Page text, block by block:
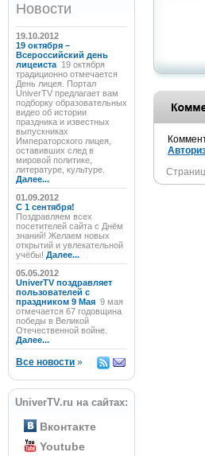
Новости
19.10.2012
19 октября –
Всероссийский день
лицеиста 19 октября
традиционно отмечается
День лицея. Портал
UniverTV предлагает вам
подборку образовательных
видео об истории
праздника и известных
выпускниках
Императорского лицея,
оставивших след в
мировой политике,
литературе, культуре.
Далее...
01.09.2012
C 1 сентября!
Поздравляем всех
посетителей сайта с Днём
знаний! Желаем новых
открытий и увлекательной
учёбы! Далее...
05.05.2012
UniverTV поздравляет
пользователей с
праздником 9 Мая 9 мая
отмечается 67 годовщина
победы в Великой
Отечественной войне.
Далее...
Все новости »
UniverTV.ru на сайтах:
Вконтакте
Youtube